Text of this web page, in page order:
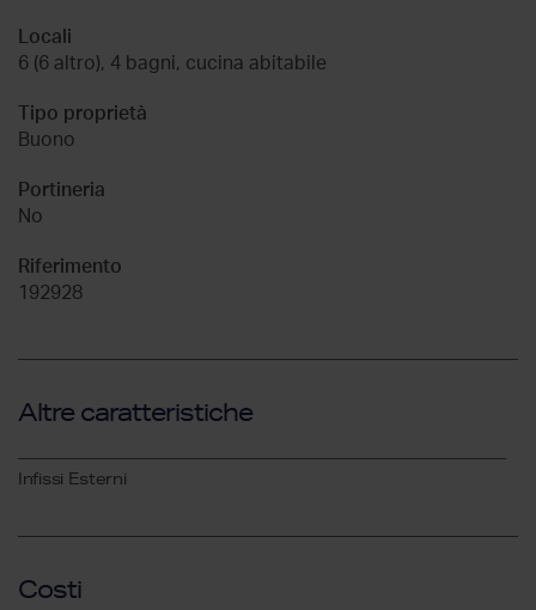
Locali
6 (6 altro), 4 bagni, cucina abitabile
Tipo proprietà
Buono
Portineria
No
Riferimento
192928
Altre caratteristiche
Infissi Esterni
Costi